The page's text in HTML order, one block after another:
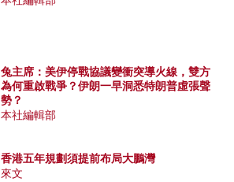
兔主席：美伊停戰協議變衝突導火線，雙方
為何重啟戰爭？伊朗一早洞悉特朗普虛張聲
勢？
本社編輯部
香港五年規劃須提前布局大鵬灣
來文